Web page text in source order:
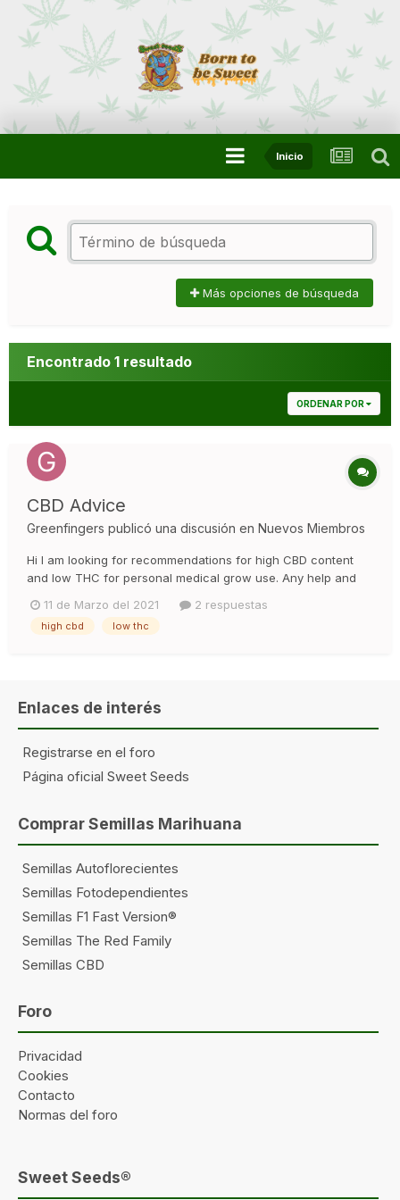
Inicio
Más opciones de búsqueda
Encontrado 1 resultado
ORDENAR POR
CBD Advice
Greenfingers publicó una discusión en Nuevos Miembros
Hi I am looking for recommendations for high CBD content
and low THC for personal medical grow use. Any help and
11 de Marzo del 2021 2 respuestas
high cbd low thc
Enlaces de interés
Registrarse en el foro
Página oficial Sweet Seeds
Comprar Semillas Marihuana
Semillas Autoflorecientes
Semillas Fotodependientes
Semillas F1 Fast Version®
Semillas The Red Family
Semillas CBD
Foro
Privacidad
Cookies
Contacto
Normas del foro
Sweet Seeds®